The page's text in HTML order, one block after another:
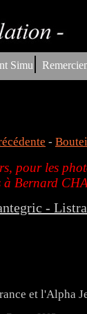
Simu|
-
pour les
Bernard
-
et l'Alpha